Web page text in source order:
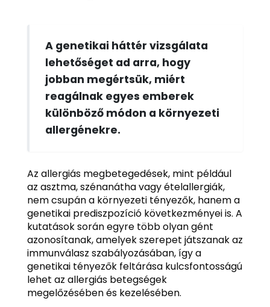
A genetikai háttér vizsgálata
lehetőséget ad arra, hogy
jobban megértsük, miért
reagálnak egyes emberek
különböző módon a környezeti
allergénekre.
Az allergiás megbetegedések, mint például
az asztma, szénanátha vagy ételallergiák,
nem csupán a környezeti tényezők, hanem a
genetikai prediszpozíció következményei is. A
kutatások során egyre több olyan gént
azonosítanak, amelyek szerepet játszanak az
immunválasz szabályozásában, így a
genetikai tényezők feltárása kulcsfontosságú
lehet az allergiás betegségek
megelőzésében és kezelésében.